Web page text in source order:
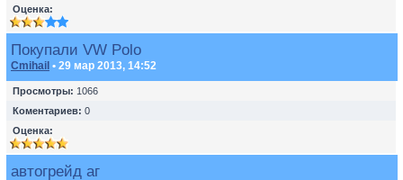
Оценка:
Покупали VW Polo
Cmihail • 29 мар 2013, 14:52
Просмотры: 1066
Коментариев: 0
Оценка:
автогрейд аг